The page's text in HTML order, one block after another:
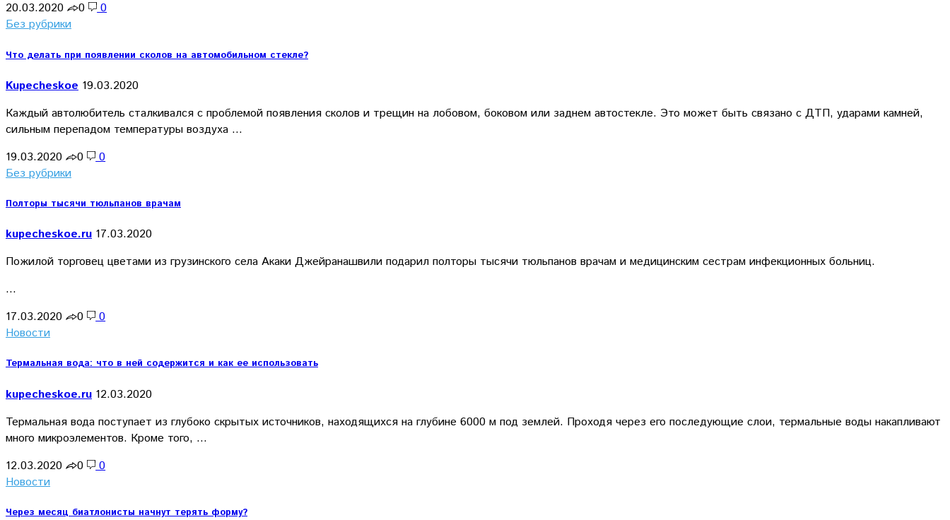
20.03.2020
0
0
Без рубрики
Что делать при появлении сколов на автомобильном стекле?
Kupecheskoe 19.03.2020
Каждый автолюбитель сталкивался с проблемой появления сколов и трещин на лобовом, боковом или заднем автостекле. Это может быть связано с ДТП, ударами камней,
сильным перепадом температуры воздуха …
19.03.2020
0
0
Без рубрики
Полторы тысячи тюльпанов врачам
kupecheskoe.ru 17.03.2020
Пожилой торговец цветами из грузинского села Акаки Джейранашвили подарил полторы тысячи тюльпанов врачам и медицинским сестрам инфекционных больниц.
…
17.03.2020
0
0
Новости
Термальная вода: что в ней содержится и как ее использовать
kupecheskoe.ru 12.03.2020
Термальная вода поступает из глубоко скрытых источников, находящихся на глубине 6000 м под землей. Проходя через его последующие слои, термальные воды накапливают
много микроэлементов. Кроме того, …
12.03.2020
0
0
Новости
Через месяц биатлонисты начнут терять форму?